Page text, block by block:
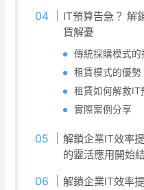
IT預算告急？ 解
賃解憂
傳統採購模式的
租賃模式的優勢
租賃如何解救IT
實際案例分享
解鎖企業IT效率
的靈活應用開始
解鎖企業IT效率